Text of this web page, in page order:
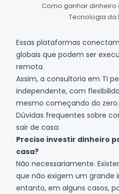
Como ganhar
Tecnologia da
Essas plataformas
globais que podem ser
remota.
Assim, a consultoria em TI
independente, com
mesmo começando do zero.
Dúvidas frequentes sobre
sair de casa:
Preciso investir dinheiro
casa?
Não necessariamente.
que não exigem um grande
entanto, em alguns casos,